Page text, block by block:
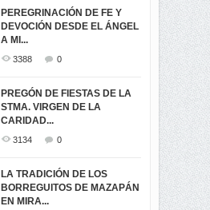
PEREGRINACIÓN DE FE Y
DEVOCIÓN DESDE EL ÁNGEL
A MI...
3388 0
PREGÓN DE FIESTAS DE LA
STMA. VIRGEN DE LA
CARIDAD...
3134 0
LA TRADICIÓN DE LOS
BORREGUITOS DE MAZAPÁN
EN MIRA...
PROCESIÓN DE LA VIRGEN
DE LA CARIDAD 2024
3059
-ENCENDIDO DEL ARBOL DE
...
MIRA
3439
SEGUNDA VUELTA
ELECCIONES
PRESIDENCIALES 2023 EN
M...
ELECCION CRUCIAL:
SEGUNDA VUELTA
PRESIDENCIAL EL 1...
VIRTUALES ASAMBLEISTAS
POR LA PROVINCIA DEL